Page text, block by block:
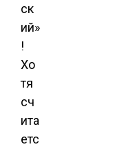
ск
ий»
!
Хо
тя
сч
ита
етс